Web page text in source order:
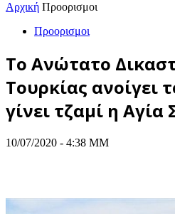
Αρχική Προορισμοι
Προορισμοι
Το Ανώτατο
Τουρκίας ανοίγει
γίνει τζαμί η Αγία
10/07/2020 - 4:38 ΜΜ